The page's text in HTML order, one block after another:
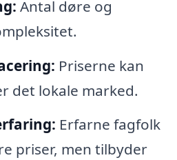
Antal døre og
Priserne kan
det lokale marked.
Erfarne fagfolk
priser, men tilbyder